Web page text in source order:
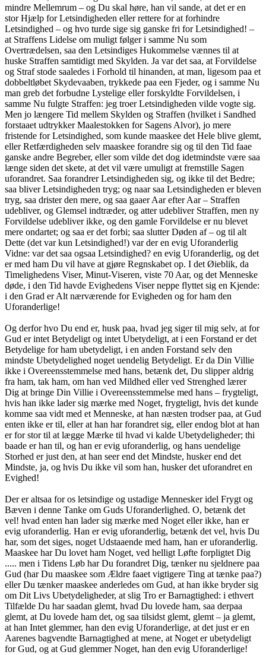
mindre Mellemrum – og Du skal høre, han vil sande, at det er en
stor Hjælp for Letsindigheden eller rettere for at forhindre
Letsindighed – og hvo turde sige sig ganske fri for Letsindighed! –
at Straffens Lidelse om muligt følger i samme Nu som
Overtrædelsen, saa den Letsindiges Hukommelse vænnes til at
huske Straffen samtidigt med Skylden. Ja var det saa, at Forvildelse
og Straf stode saaledes i Forhold til hinanden, at man, ligesom paa et
dobbeltløbet Skydevaaben, trykkede paa een Fjeder, og i samme Nu
man greb det forbudne Lystelige eller forskyldte Forvildelsen, i
samme Nu fulgte Straffen: jeg troer Letsindigheden vilde vogte sig.
Men jo længere Tid mellem Skylden og Straffen (hvilket i Sandhed
forstaaet udtrykker Maalestokken for Sagens Alvor), jo mere
fristende for Letsindighed, som kunde maaskee det Hele blive glemt,
eller Retfærdigheden selv maaskee forandre sig og til den Tid faae
ganske andre Begreber, eller som vilde det dog idetmindste være saa
længe siden det skete, at det vil være umuligt at fremstille Sagen
uforandret. Saa forandrer Letsindigheden sig, og ikke til det Bedre;
saa bliver Letsindigheden tryg; og naar saa Letsindigheden er bleven
tryg, saa drister den mere, og saa gaaer Aar efter Aar – Straffen
udebliver, og Glemsel indtræder, og atter udebliver Straffen, men ny
Forvildelse udebliver ikke, og den gamle Forvildelse er nu blevet
mere ondartet; og saa er det forbi; saa slutter Døden af – og til alt
Dette (det var kun Letsindighed!) var der en evig Uforanderlig
Vidne: var det saa ogsaa Letsindighed? en evig Uforanderlig, og det
er med ham Du vil have at gjøre Regnskabet op. I det Øieblik, da
Timelighedens Viser, Minut-Viseren, viste 70 Aar, og det Menneske
døde, i den Tid havde Evighedens Viser neppe flyttet sig en Kjende:
i den Grad er Alt nærværende for Evigheden og for ham den
Uforanderlige!
Og derfor hvo Du end er, husk paa, hvad jeg siger til mig selv, at for
Gud er intet Betydeligt og intet Ubetydeligt, at i een Forstand er det
Betydelige for ham ubetydeligt, i en anden Forstand selv den
mindste Ubetydelighed noget uendelig Betydeligt. Er da Din Villie
ikke i Overeensstemmelse med hans, betænk det, Du slipper aldrig
fra ham, tak ham, om han ved Mildhed eller ved Strenghed lærer
Dig at bringe Din Villie i Overeensstemmelse med hans – frygteligt,
hvis han ikke lader sig mærke med Noget, frygteligt, hvis det kunde
komme saa vidt med et Menneske, at han næsten trodser paa, at Gud
enten ikke er til, eller at han har forandret sig, eller endog blot at han
er for stor til at lægge Mærke til hvad vi kalde Ubetydeligheder; thi
baade er han til, og han er evig uforanderlig, og hans uendelige
Storhed er just den, at han seer end det Mindste, husker end det
Mindste, ja, og hvis Du ikke vil som han, husker det uforandret en
Evighed!
Der er altsaa for os letsindige og ustadige Mennesker idel Frygt og
Bæven i denne Tanke om Guds Uforanderlighed. O, betænk det
vel! hvad enten han lader sig mærke med Noget eller ikke, han er
evig uforanderlig. Han er evig uforanderlig, betænk det vel, hvis Du
har, som det siges, noget Udstaaende med ham, han er uforanderlig.
Maaskee har Du lovet ham Noget, ved helligt Løfte forpligtet Dig
..... men i Tidens Løb har Du forandret Dig, tænker nu sjeldnere paa
Gud (har Du maaskee som Ældre faaet vigtigere Ting at tænke paa?)
eller Du tænker maaskee anderledes om Gud, at han ikke bryder sig
om Dit Livs Ubetydeligheder, at slig Tro er Barnagtighed: i ethvert
Tilfælde Du har saadan glemt, hvad Du lovede ham, saa derpaa
glemt, at Du lovede ham det, og saa tilsidst glemt, glemt – ja glemt,
at han Intet glemmer, han den evig Uforanderlige, at det just er en
Aarenes bagvendte Barnagtighed at mene, at Noget er ubetydeligt
for Gud, og at Gud glemmer Noget, han den evig Uforanderlige!